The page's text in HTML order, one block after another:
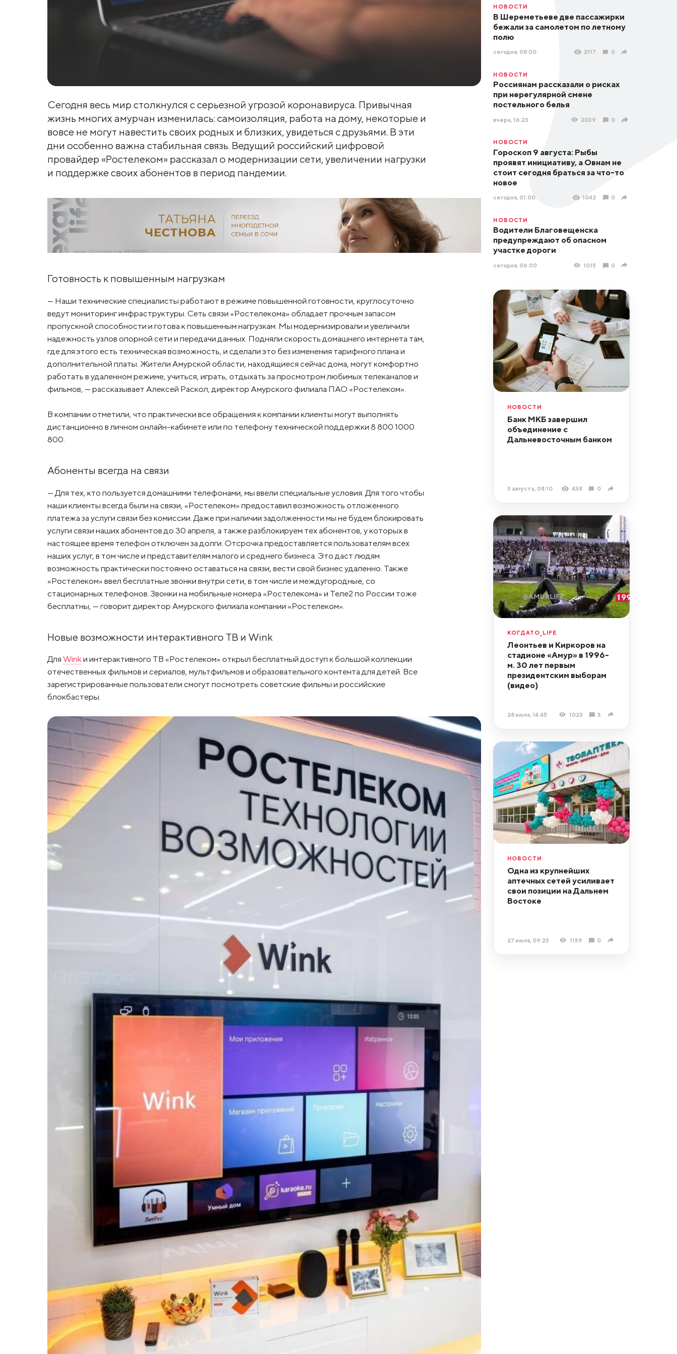
Сегодня весь мир столкнулся с серьезной угрозой коронавируса. Привычная
жизнь многих амурчан изменилась: самоизоляция, работа на дому, некоторые и
вовсе не могут навестить своих родных и близких, увидеться с друзьями. В эти
дни особенно важна стабильная связь. Ведущий российский цифровой
провайдер «Ростелеком» рассказал о модернизации сети, увеличении нагрузки
и поддержке своих абонентов в период пандемии.
Готовность к повышенным нагрузкам
— Наши технические специалисты работают в режиме повышенной готовности, круглосуточно
ведут мониторинг инфраструктуры. Сеть связи «Ростелекома» обладает прочным запасом
пропускной способности и готова к повышенным нагрузкам. Мы модернизировали и увеличили
надежность узлов опорной сети и передачи данных. Подняли скорость домашнего интернета там,
где для этого есть техническая возможность, и сделали это без изменения тарифного плана и
дополнительной платы. Жители Амурской области, находящиеся сейчас дома, могут комфортно
работать в удаленном режиме, учиться, играть, отдыхать за просмотром любимых телеканалов и
фильмов, — рассказывает Алексей Раскол, директор Амурского филиала ПАО «Ростелеком».
В компании отметили, что практически все обращения к компании клиенты могут выполнять
дистанционно в личном онлайн-кабинете или по телефону технической поддержки 8 800 1000
800.
Абоненты всегда на связи
— Для тех, кто пользуется домашними телефонами, мы ввели специальные условия. Для того чтобы
наши клиенты всегда были на связи, «Ростелеком» предоставил возможность отложенного
платежа за услуги связи без комиссии. Даже при наличии задолженности мы не будем блокировать
услуги связи наших абонентов до 30 апреля, а также разблокируем тех абонентов, у которых в
настоящее время телефон отключен за долги. Отсрочка предоставляется пользователям всех
наших услуг, в том числе и представителям малого и среднего бизнеса. Это даст людям
возможность практически постоянно оставаться на связи, вести свой бизнес удаленно. Также
«Ростелеком» ввел бесплатные звонки внутри сети, в том числе и междугородные, со
стационарных телефонов. Звонки на мобильные номера «Ростелекома» и Теле2 по России тоже
бесплатны, — говорит директор Амурского филиала компании «Ростелеком».
Новые возможности интерактивного ТВ и Wink
Для Winkи интерактивного ТВ «Ростелеком» открыл бесплатный доступ к большой коллекции
отечественных фильмов и сериалов, мультфильмов и образовательного контента для детей. Все
зарегистрированные пользователи смогут посмотреть советские фильмы и российские
блокбастеры.
НОВОСТИ
В Шереметьеве две пассажирки
бежали за самолетом по летному
полю
сегодня, 08:00 2117 0
НОВОСТИ
Россиянам рассказали о рисках
при нерегулярной смене
постельного белья
вчера, 16:23 2039 0
НОВОСТИ
Гороскоп 9 августа: Рыбы
проявят инициативу, а Овнам не
стоит сегодня браться за что-то
новое
сегодня, 01:00 1042 0
НОВОСТИ
Водители Благовещенска
предупреждают об опасном
участке дороги
сегодня, 06:00 1015 0
НОВОСТИ
Банк МКБ завершил
объединение с
Дальневосточным банком
3 августа, 08:10 438 0
КОГДАТО_LIFE
Леонтьев и Киркоров на
стадионе «Амур» в 1996-
м. 30 лет первым
президентским выборам
(видео)
28 июля, 14:45 1023 3
НОВОСТИ
Одна из крупнейших
аптечных сетей усиливает
свои позиции на Дальнем
Востоке
27 июля, 09:23 1159 0